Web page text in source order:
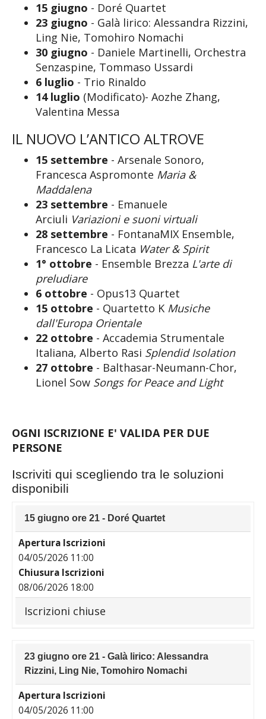
15 giugno - Doré Quartet
23 giugno - Galà lirico: Alessandra Rizzini,
Ling Nie, Tomohiro Nomachi
30 giugno - Daniele Martinelli, Orchestra
Senzaspine, Tommaso Ussardi
6 luglio - Trio Rinaldo
14 luglio (Modificato)- Aozhe Zhang,
Valentina Messa
IL NUOVO L’ANTICO ALTROVE
15 settembre - Arsenale Sonoro,
Francesca Aspromonte Maria &
Maddalena
23 settembre - Emanuele
Arciuli Variazioni e suoni virtuali
28 settembre - FontanaMIX Ensemble,
Francesco La Licata Water & Spirit
1° ottobre - Ensemble Brezza L'arte di
preludiare
6 ottobre - Opus13 Quartet
15 ottobre - Quartetto K Musiche
dall'Europa Orientale
22 ottobre - Accademia Strumentale
Italiana, Alberto Rasi Splendid Isolation
27 ottobre - Balthasar-Neumann-Chor,
Lionel Sow Songs for Peace and Light
OGNI ISCRIZIONE E' VALIDA PER DUE
PERSONE
Iscriviti qui scegliendo tra le soluzioni
disponibili
15 giugno ore 21 - Doré Quartet
Apertura Iscrizioni
04/05/2026 11:00
Chiusura Iscrizioni
08/06/2026 18:00
Iscrizioni chiuse
23 giugno ore 21 - Galà lirico: Alessandra
Rizzini, Ling Nie, Tomohiro Nomachi
Apertura Iscrizioni
04/05/2026 11:00